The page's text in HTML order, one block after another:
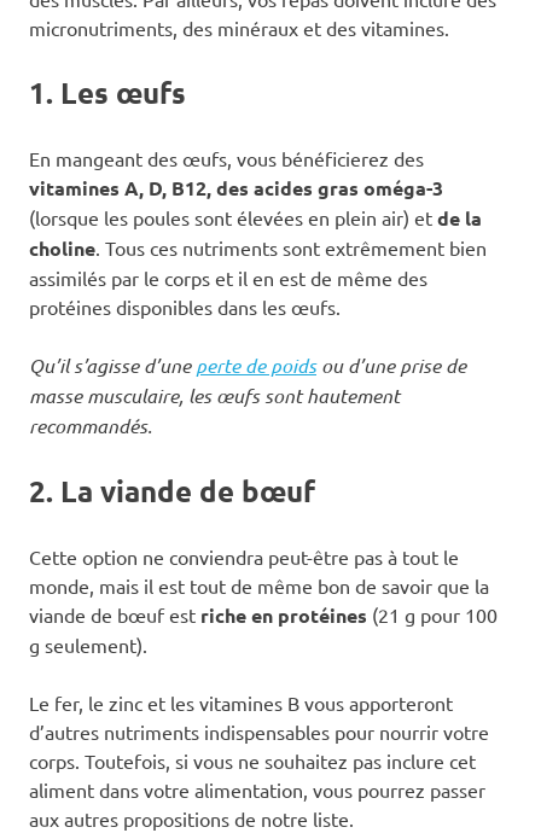
micronutriments, des minéraux et des vitamines.
1. Les œufs
En mangeant des œufs, vous bénéficierez des
vitamines A, D, B12, des acides gras oméga-3
(lorsque les poules sont élevées en plein air) et de la
choline. Tous ces nutriments sont extrêmement bien
assimilés par le corps et il en est de même des
protéines disponibles dans les œufs.
Qu’il s’agisse d’uneperte de poidsou d’une prise de
masse musculaire, les œufs sont hautement
recommandés.
2. La viande de bœuf
Cette option ne conviendra peut-être pas à tout le
monde, mais il est tout de même bon de savoir que la
viande de bœuf est riche en protéines (21 g pour 100
g seulement).
Le fer, le zinc et les vitamines B vous apporteront
d’autres nutriments indispensables pour nourrir votre
corps. Toutefois, si vous ne souhaitez pas inclure cet
aliment dans votre alimentation, vous pourrez passer
aux autres propositions de notre liste.